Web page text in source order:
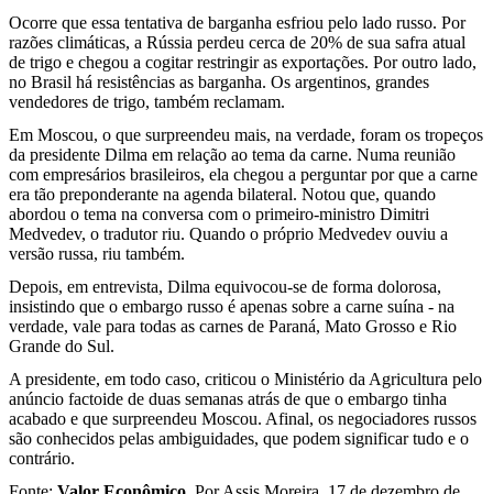
Ocorre que essa tentativa de barganha esfriou pelo lado russo. Por
razões climáticas, a Rússia perdeu cerca de 20% de sua safra atual
de trigo e chegou a cogitar restringir as exportações. Por outro lado,
no Brasil há resistências as barganha. Os argentinos, grandes
vendedores de trigo, também reclamam.
Em Moscou, o que surpreendeu mais, na verdade, foram os tropeços
da presidente Dilma em relação ao tema da carne. Numa reunião
com empresários brasileiros, ela chegou a perguntar por que a carne
era tão preponderante na agenda bilateral. Notou que, quando
abordou o tema na conversa com o primeiro-ministro Dimitri
Medvedev, o tradutor riu. Quando o próprio Medvedev ouviu a
versão russa, riu também.
Depois, em entrevista, Dilma equivocou-se de forma dolorosa,
insistindo que o embargo russo é apenas sobre a carne suína - na
verdade, vale para todas as carnes de Paraná, Mato Grosso e Rio
Grande do Sul.
A presidente, em todo caso, criticou o Ministério da Agricultura pelo
anúncio factoide de duas semanas atrás de que o embargo tinha
acabado e que surpreendeu Moscou. Afinal, os negociadores russos
são conhecidos pelas ambiguidades, que podem significar tudo e o
contrário.